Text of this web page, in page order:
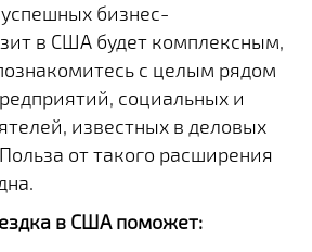
бизнес-
в США будет комплексным,
с целым рядом
социальных и
известных в деловых
от такого расширения
в США поможет: